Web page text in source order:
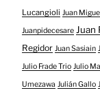
Lucangioli Juan
Juanpidecesare Juan
Regidor Juan Sasiain
Julio Frade Trio Julio
Umezawa Julián Gallo